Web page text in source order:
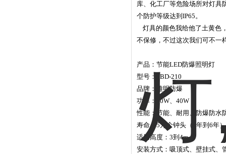
库、化工厂等危险场所对灯具
个防护等级达到IP65。
灯具的颜色我给他了土黄色
不保修，不过这次我们可不一
产品：节能LED防爆照明灯
型号：
SBD-210
品牌：雅明防爆
功率：30W、40W
性能：节能、耐用、防爆防水
寿命：5万个钟头（5年到6年）
适用高度：3到4m
安装方式：吸顶式、壁挂式、